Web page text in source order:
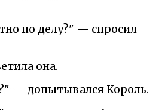
по делу?" — спросил
она.
— допытывался Король.